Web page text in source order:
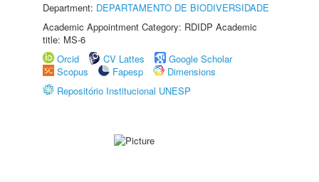
Department: DEPARTAMENTO DE BIODIVERSIDADE
Academic Appointment Category: RDIDP Academic
title: MS-6
Orcid
CV Lattes
Google Scholar
Scopus
Fapesp
Dimensions
Repositório Institucional UNESP